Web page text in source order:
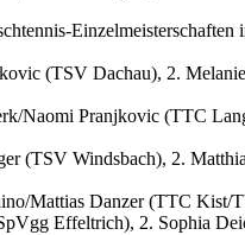
Einzelmeisterschaften
(TSV Dachau), 2.
Naomi Pranjkovic (TTC
(TSV Windsbach), 2.
Mattias Danzer (TTC Kist/
Effeltrich), 2. Sophia